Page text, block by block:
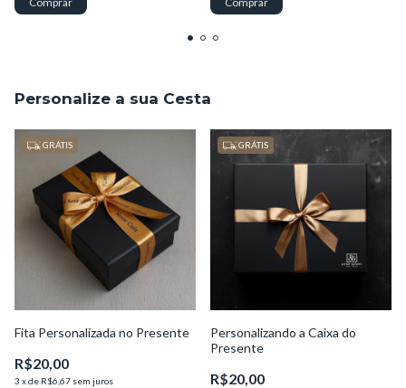
Personalize a sua Cesta
GRÁTIS
Fita Personalizada no Presente
R$20,00
3 xde R$6,67 sem juros
GRÁTIS
Personalizando a Caixa do
Presente
R$20,00